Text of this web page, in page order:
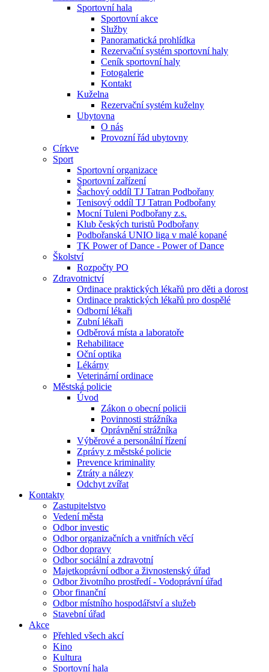
Sportovní hala
Sportovní akce
Služby
Panoramatická prohlídka
Rezervační systém sportovní haly
Ceník sportovní haly
Fotogalerie
Kontakt
Kuželna
Rezervační systém kuželny
Ubytovna
O nás
Provozní řád ubytovny
Církve
Sport
Sportovní organizace
Sportovní zařízení
Šachový oddíl TJ Tatran Podbořany
Tenisový oddíl TJ Tatran Podbořany
Mocní Tuleni Podbořany z.s.
Klub českých turistů Podbořany
Podbořanská UNIO liga v malé kopané
TK Power of Dance - Power of Dance
Školství
Rozpočty PO
Zdravotnictví
Ordinace praktických lékařů pro děti a dorost
Ordinace praktických lékařů pro dospělé
Odborní lékaři
Zubní lékaři
Odběrová místa a laboratoře
Rehabilitace
Oční optika
Lékárny
Veterinární ordinace
Městská policie
Úvod
Zákon o obecní policii
Povinnosti strážníka
Oprávnění strážníka
Výběrové a personální řízení
Zprávy z městské policie
Prevence kriminality
Ztráty a nálezy
Odchyt zvířat
Kontakty
Zastupitelstvo
Vedení města
Odbor investic
Odbor organizačních a vnitřních věcí
Odbor dopravy
Odbor sociální a zdravotní
Majetkoprávní odbor a živnostenský úřad
Odbor životního prostředí - Vodoprávní úřad
Obor finanční
Odbor místního hospodářství a služeb
Stavební úřad
Akce
Přehled všech akcí
Kino
Kultura
Sportovní hala